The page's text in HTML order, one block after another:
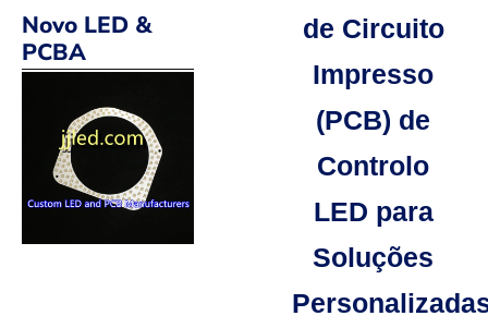
Novo LED &
PCBA
de Circuito
Impresso
(PCB) de
Controlo
LED para
Soluções